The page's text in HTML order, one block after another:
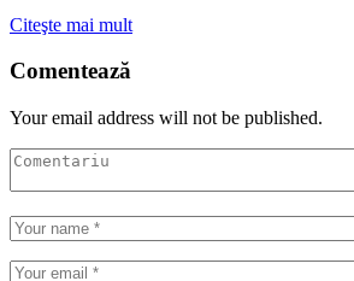
Citeşte mai mult
Comentează
Your email address will not be published.